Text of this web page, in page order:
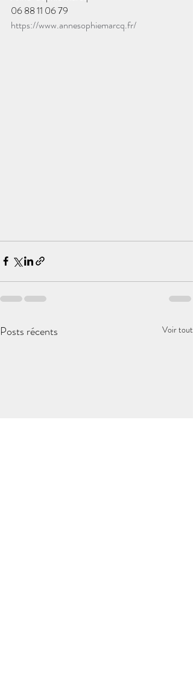
06 88 11 06 79
https://www.annesophiemarcq.fr/
Posts récents Voir tout